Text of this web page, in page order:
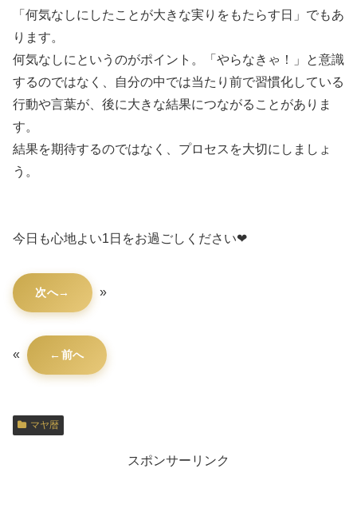
「何気なしにしたことが大きな実りをもたらす日」でもあ
ります。
何気なしにというのがポイント。「やらなきゃ！」と意識
するのではなく、自分の中では当たり前で習慣化している
行動や言葉が、後に大きな結果につながることがありま
す。
結果を期待するのではなく、プロセスを大切にしましょ
う。
今日も心地よい1日をお過ごしください❤
次へ »
« 前へ
マヤ暦
スポンサーリンク